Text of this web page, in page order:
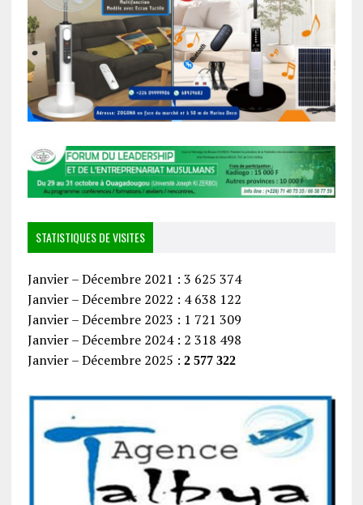
STATISTIQUES DE VISITES
Janvier – Décembre 2021 : 3 625 374
Janvier – Décembre 2022 : 4 638 122
Janvier – Décembre 2023 : 1 721 309
Janvier – Décembre 2024 : 2 318 498
Janvier – Décembre 2025 : 2 577 322